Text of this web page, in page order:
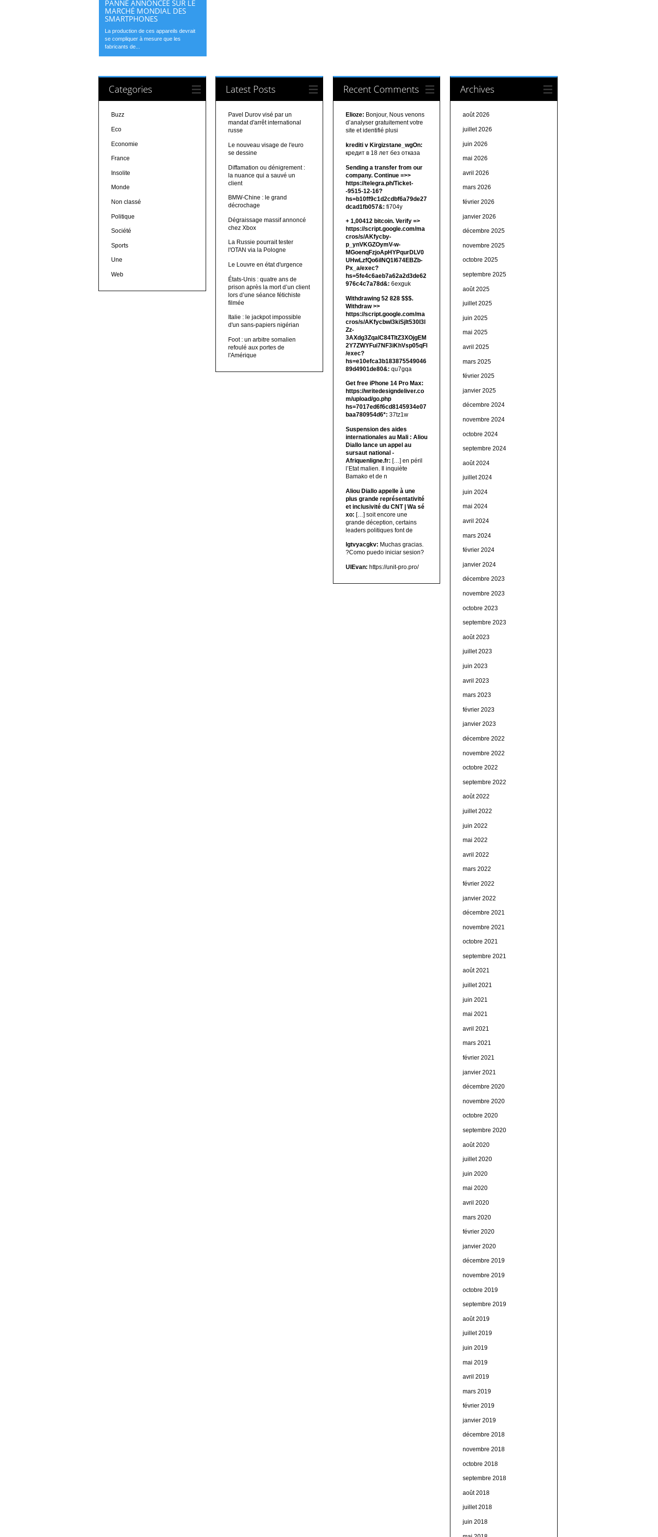
PANNE ANNONCÉE SUR LE
MARCHÉ MONDIAL DES
SMARTPHONES
La production de ces appareils devrait
se compliquer à mesure que les
fabricants de...
Categories
Buzz
Eco
Economie
France
Insolite
Monde
Non classé
Politique
Société
Sports
Une
Web
Latest Posts
Pavel Durov visé par un
mandat d'arrêt international
russe
Le nouveau visage de l'euro
se dessine
Diffamation ou dénigrement :
la nuance qui a sauvé un
client
BMW-Chine : le grand
décrochage
Dégraissage massif annoncé
chez Xbox
La Russie pourrait tester
l'OTAN via la Pologne
Le Louvre en état d'urgence
États-Unis : quatre ans de
prison après la mort d’un client
lors d’une séance fétichiste
filmée
Italie : le jackpot impossible
d'un sans-papiers nigérian
Foot : un arbitre somalien
refoulé aux portes de
l'Amérique
Recent Comments
Elioze: Bonjour, Nous venons
d’analyser gratuitement votre
site et identifié plusi
krediti v Kirgizstane_wgOn:
кредит в 18 лет без отказа
Sending a transfer from our
company. Continue =>>
https://telegra.ph/Ticket-
-9515-12-16?
hs=b10ff9c1d2cdbf6a79de27
dcad1fb057&: fi704y
+ 1,00412 bitсоin. Verify =>
https://script.google.com/ma
cros/s/AKfycby-
p_ynVKGZOymV-w-
MGoenqFzjoApHYPqurDLV0
UHwLzfQo6ilNQ1l674EBZb-
Px_a/exec?
hs=5fe4c6aeb7a62a2d3de62
976c4c7a78d&: 6exguk
Withdrawing 52 828 $$$.
Withdrаw >>
https://script.google.com/ma
cros/s/AKfycbwl3kiSjlt530I3l
Zz-
3AXdg3ZqalC84TltZ3XOjgEM
2Y7ZWYFui7NF3iKhVsp05qFl
/exec?
hs=e10efca3b183875549046
89d4901de80&: qu7gqa
Get free iPhone 14 Pro Max:
https://writedesigndeliver.co
m/upload/go.php
hs=7017ed6f6cd8145934e07
baa780954d6*: 37tz1w
Suspension des aides
internationales au Mali : Aliou
Diallo lance un appel au
sursaut national -
Afriquenligne.fr: […] en péril
l’Etat malien. Il inquiète
Bamako et de n
Aliou Diallo appelle à une
plus grande représentativité
et inclusivité du CNT | Wa sé
xo: […] soit encore une
grande déception, certains
leaders politiques font de
lgtvyacgkv: Muchas gracias.
?Como puedo iniciar sesion?
UIEvan: https://unit-pro.pro/
Archives
août 2026
juillet 2026
juin 2026
mai 2026
avril 2026
mars 2026
février 2026
janvier 2026
décembre 2025
novembre 2025
octobre 2025
septembre 2025
août 2025
juillet 2025
juin 2025
mai 2025
avril 2025
mars 2025
février 2025
janvier 2025
décembre 2024
novembre 2024
octobre 2024
septembre 2024
août 2024
juillet 2024
juin 2024
mai 2024
avril 2024
mars 2024
février 2024
janvier 2024
décembre 2023
novembre 2023
octobre 2023
septembre 2023
août 2023
juillet 2023
juin 2023
avril 2023
mars 2023
février 2023
janvier 2023
décembre 2022
novembre 2022
octobre 2022
septembre 2022
août 2022
juillet 2022
juin 2022
mai 2022
avril 2022
mars 2022
février 2022
janvier 2022
décembre 2021
novembre 2021
octobre 2021
septembre 2021
août 2021
juillet 2021
juin 2021
mai 2021
avril 2021
mars 2021
février 2021
janvier 2021
décembre 2020
novembre 2020
octobre 2020
septembre 2020
août 2020
juillet 2020
juin 2020
mai 2020
avril 2020
mars 2020
février 2020
janvier 2020
décembre 2019
novembre 2019
octobre 2019
septembre 2019
août 2019
juillet 2019
juin 2019
mai 2019
avril 2019
mars 2019
février 2019
janvier 2019
décembre 2018
novembre 2018
octobre 2018
septembre 2018
août 2018
juillet 2018
juin 2018